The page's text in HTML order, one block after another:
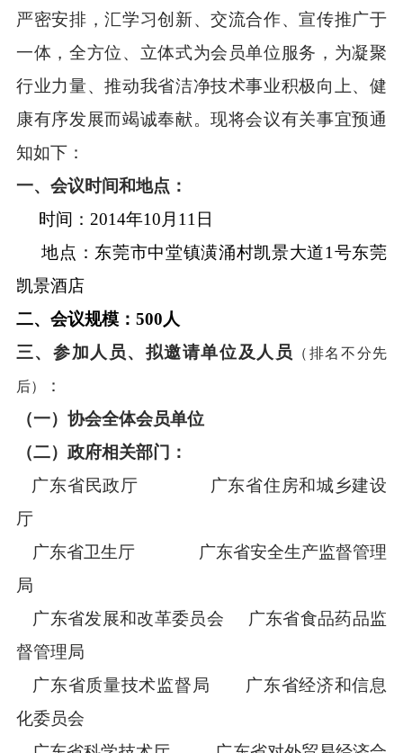
严密安排，汇学习创新、交流合作、宣传推广于
一体，全方位、立体式为会员单位服务，为凝聚
行业力量、推动我省洁净技术事业积极向上、健
康有序发展而竭诚奉献。现将会议有关事宜预通
知如下：
一、 会议时间和地点：
时间：2014年10月11 日
地点：东莞市中堂镇潢涌村凯景大道1号东莞
凯景酒店
二、会议规模：500人
三、参加人员、拟邀请单位及人员
（排名不分先
后）
：
（一）协会全体会员单位
（二）政府相关部门：
广东省民政厅 广东省住房和城乡建设
厅
广东省卫生厅 广东省安全生产监督管理
局
广东省发展和改革委员会 广东省食品药品监
督管理局
广东省质量技术监督局 广东省经济和信息
化委员会